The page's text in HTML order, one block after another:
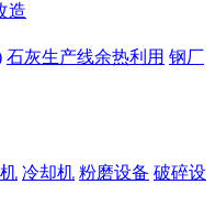
造
石灰生产线余热利用 钢厂
冷却机 粉磨设备 破碎设